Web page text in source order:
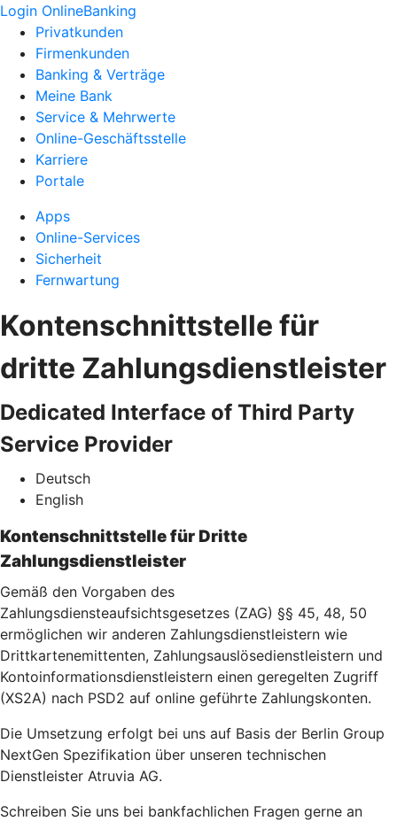
Login OnlineBanking
Privatkunden
Firmenkunden
Banking & Verträge
Meine Bank
Service & Mehrwerte
Online-Geschäftsstelle
Karriere
Portale
Apps
Online-Services
Sicherheit
Fernwartung
Kontenschnittstelle für
dritte Zahlungsdienstleister
Dedicated Interface of Third Party
Service Provider
Deutsch
English
Kontenschnittstelle für Dritte
Zahlungsdienstleister
Gemäß den Vorgaben des
Zahlungsdiensteaufsichtsgesetzes (ZAG) §§ 45, 48, 50
ermöglichen wir anderen Zahlungsdienstleistern wie
Drittkartenemittenten, Zahlungsauslösedienstleistern und
Kontoinformationsdienstleistern einen geregelten Zugriff
(XS2A) nach PSD2 auf online geführte Zahlungskonten.
Die Umsetzung erfolgt bei uns auf Basis der Berlin Group
NextGen Spezifikation über unseren technischen
Dienstleister Atruvia AG.
Schreiben Sie uns bei bankfachlichen Fragen gerne an